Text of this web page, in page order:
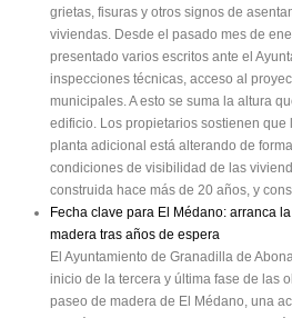
grietas, fisuras y otros signos de
viviendas. Desde el pasado mes de
presentado varios escritos ante el
inspecciones técnicas, acceso al
municipales. A esto se suma la altura
edificio. Los propietarios sostienen que
planta adicional está alterando de
condiciones de visibilidad de las
construida hace más de 20 años, y
Fecha clave para El Médano: arranca
madera tras años de espera
El Ayuntamiento de Granadilla de
inicio de la tercera y última fase de las
paseo de madera de El Médano, una